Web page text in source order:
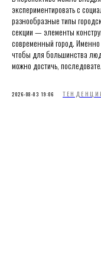
экспериментировать с
разнообразные типы
секции — элементы
современный город.
чтобы для большинства
можно достичь,
2026-08-03 19:06